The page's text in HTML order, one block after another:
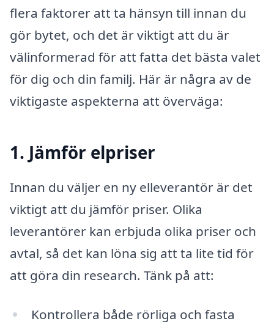
flera faktorer att ta hänsyn till innan du
gör bytet, och det är viktigt att du är
välinformerad för att fatta det bästa valet
för dig och din familj. Här är några av de
viktigaste aspekterna att överväga:
1. Jämför elpriser
Innan du väljer en ny elleverantör är det
viktigt att du jämför priser. Olika
leverantörer kan erbjuda olika priser och
avtal, så det kan löna sig att ta lite tid för
att göra din research. Tänk på att:
Kontrollera både rörliga och fasta